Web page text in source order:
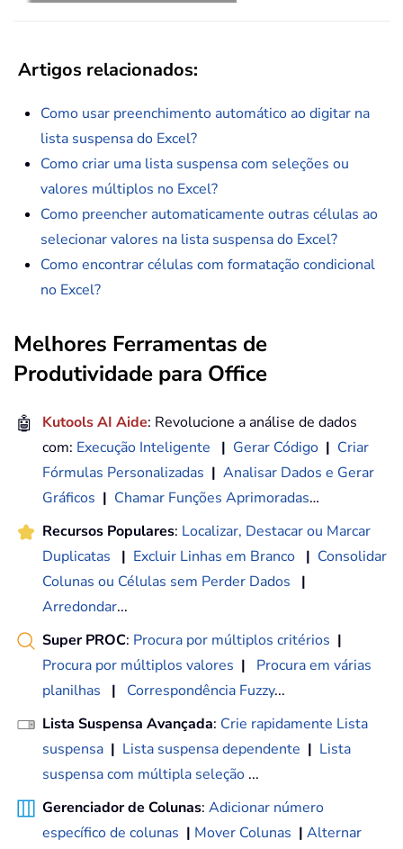
Artigos relacionados:
Como usar preenchimento automático ao digitar na
lista suspensa do Excel?
Como criar uma lista suspensa com seleções ou
valores múltiplos no Excel?
Como preencher automaticamente outras células ao
selecionar valores na lista suspensa do Excel?
Como encontrar células com formatação condicional
no Excel?
Melhores Ferramentas de
Produtividade para Office
🤖 Kutools AI Aide: Revolucione a análise de dados
com: Execução Inteligente | Gerar Código | Criar
Fórmulas Personalizadas | Analisar Dados e Gerar
Gráficos | Chamar Funções Aprimoradas…
Recursos Populares: Localizar, Destacar ou Marcar
Duplicatas
| Excluir Linhas em Branco | Consolidar
Colunas ou Células sem Perder Dados
|
Arredondar...
Super PROC: Procura por múltiplos critérios |
Procura por múltiplos valores |
Procura em várias
planilhas
| Correspondência Fuzzy...
Lista Suspensa Avançada: Crie rapidamente Lista
suspensa | Lista suspensa dependente | Lista
suspensa com múltipla seleção ...
Gerenciador de Colunas: Adicionar número
específico de colunas | Mover Colunas | Alternar